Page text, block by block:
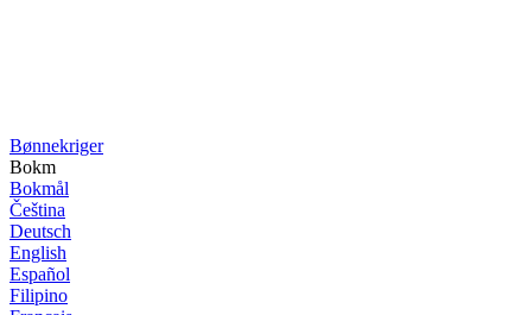
Bønne­kriger
Bokm
Bokmål
Čeština
Deutsch
English
Español
Filipino